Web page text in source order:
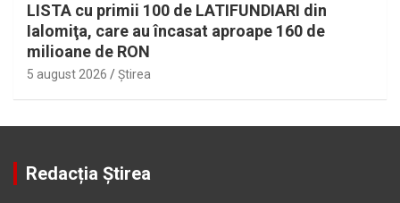
LISTA cu primii 100 de LATIFUNDIARI din
Ialomiţa, care au încasat aproape 160 de
milioane de RON
5 august 2026 Ştirea
Redacția Știrea